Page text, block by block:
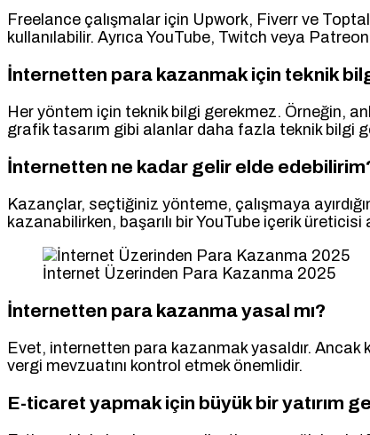
Freelance çalışmalar için Upwork, Fiverr ve
kullanılabilir. Ayrıca YouTube, Twitch veya
İnternetten para kazanmak için teknik
Her yöntem için teknik bilgi gerekmez. Örneğin,
grafik tasarım gibi alanlar daha fazla teknik bilgi
İnternetten ne kadar gelir elde
Kazançlar, seçtiğiniz yönteme, çalışmaya
kazanabilirken, başarılı bir YouTube içerik
İnternet Üzerinden Para Kazanma 2025
İnternetten para kazanma yasal mı?
Evet, internetten para kazanmak yasaldır. Ancak
vergi mevzuatını kontrol etmek önemlidir.
E-ticaret yapmak için büyük bir yatırım